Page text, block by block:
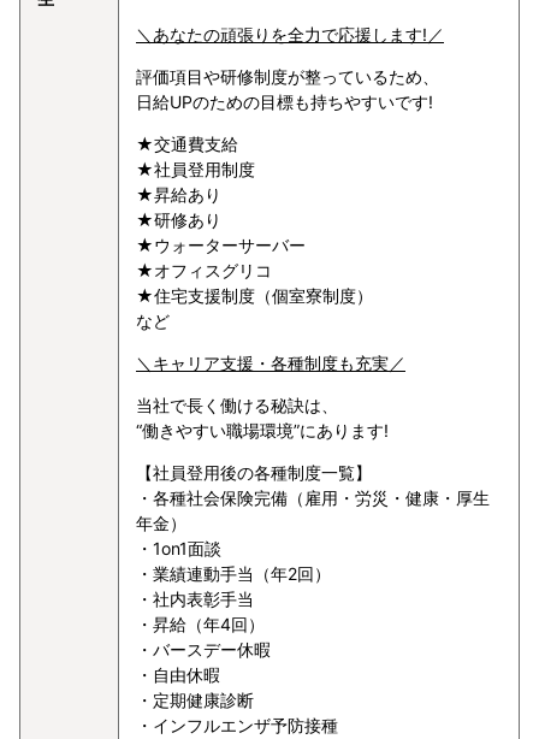
＼あなたの頑張りを全力で応援します!／
評価項目や研修制度が整っているため、
日給UPのための目標も持ちやすいです!
★交通費支給
★社員登用制度
★昇給あり
★研修あり
★ウォーターサーバー
★オフィスグリコ
★住宅支援制度（個室寮制度）
など
＼キャリア支援・各種制度も充実／
当社で長く働ける秘訣は、
“働きやすい職場環境”にあります!
【社員登用後の各種制度一覧】
・各種社会保険完備（雇用・労災・健康・厚生
年金）
・1on1面談
・業績連動手当（年2回）
・社内表彰手当
・昇給（年4回）
・バースデー休暇
・自由休暇
・定期健康診断
・インフルエンザ予防接種